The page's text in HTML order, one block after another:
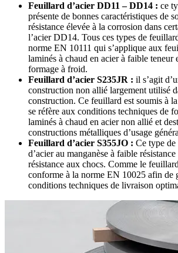
Feuillard d’acier DD11 – DD14 : ce
présente de bonnes caractéristiques de
résistance élevée à la corrosion dans
l’acier DD14. Tous ces types de
norme EN 10111 qui s’applique aux
laminés à chaud en acier à faible teneur
formage à froid.
Feuillard d’acier S235JR : il s’agit
construction non allié largement utilisé
construction. Ce feuillard est soumis à
se réfère aux conditions techniques de
laminés à chaud en acier non allié et
constructions métalliques d’usage
Feuillard d’acier S355JO : Ce type
d’acier au manganèse à faible
résistance aux chocs. Comme le
conforme à la norme EN 10025 afin de
conditions techniques de livraison